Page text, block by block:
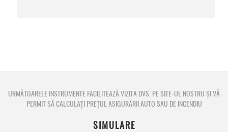
URMĂTOARELE INSTRUMENTE FACILITEAZĂ VIZITA DVS. PE SITE-UL NOSTRU ȘI VĂ
PERMIT SĂ CALCULAȚI PREȚUL ASIGURĂRII AUTO SAU DE INCENDIU
SIMULARE